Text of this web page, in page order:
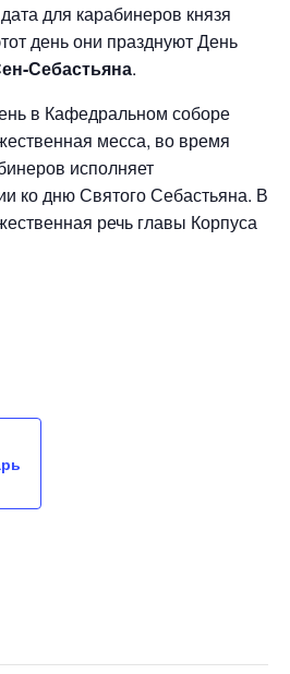
для карабинеров князя
день они празднуют День
Себастьяна.
в Кафедральном соборе
месса, во время
исполняет
ко дню Святого Себастьяна. В
речь главы Корпуса